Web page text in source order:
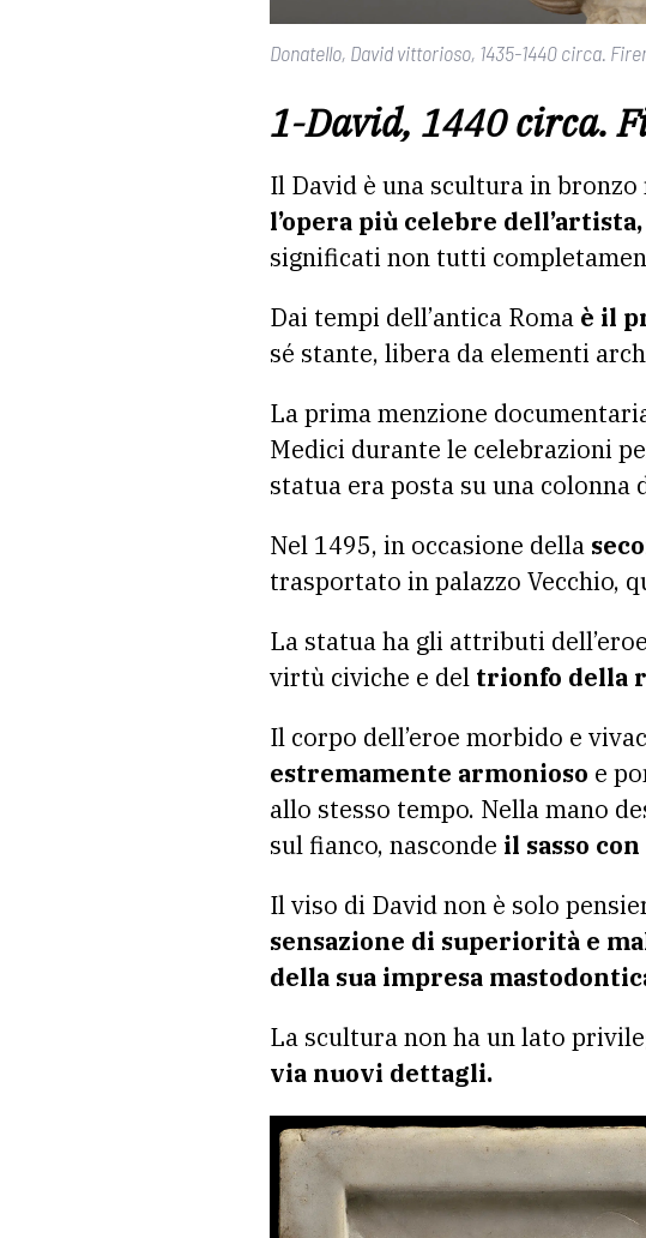
Donatello, David vittorioso, 1435-1440 circa.
1-David, 1440 circa.
Il David è una scultura in
l’opera più celebre
significati non tutti
Dai tempi dell’antica Roma è il
sé stante, libera da elementi
La prima menzione
Medici durante le celebrazioni
statua era posta su una
Nel 1495, in occasione della
trasportato in palazzo Vecchio,
La statua ha gli attributi
virtù civiche e del trionfo della
Il corpo dell’eroe morbido e
estremamente armonioso e
allo stesso tempo. Nella mano
sul fianco, nasconde il sasso
Il viso di David non è solo
sensazione di superiorità e
della sua impresa
La scultura non ha un lato
via nuovi dettagli.